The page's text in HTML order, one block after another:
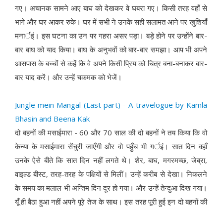
गए। अचानक सामने आए बाघ को देखकर वे घबरा गए। किसी तरह वहाँ से
भागे और घर आकर रुके। घर में सभी ने उनके सही सलामत आने पर खुशियाँ
मनार्इं। इस घटना का उन पर गहरा असर पड़ा। बड़े होने पर उन्होंने बार-
बार बाघ को याद किया। बाघ के अनुभवों को बार-बार समझा। आप भी अपने
आसपास के बच्चों से कहें कि वे अपने किसी प्रिय को चित्र बना-बनाकर बार-
बार याद करें। और उन्हें चकमक को भेजें।
Jungle mein Mangal (Last part) - A travelogue by Kamla
Bhasin and Beena Kak
दो बहनों की मसाईमारा - 60 और 70 साल की दो बहनों ने तय किया कि वो
केन्या के मसाईमारा सेंचुरी जाएँगी और वो पहुँच भी गर्इं। सात दिन वहाँ
उनके ऐसे बीते कि सात दिन नहीं लगते थे। शेर, बाघ, मगरमच्छ, जेब्रा,
वाइल्ड बीस्ट, तरह-तरह के पक्षियों से मिलीं। उन्हें करीब से देखा। निकलने
के समय का मलाल भी अन्तिम दिन दूर हो गया। और उन्हें तेन्दुआ दिख गया।
यूँ ही बैठा हुआ नहीं अपने पूरे तेज के साथ। इस तरह पूरी हुई इन दो बहनों की